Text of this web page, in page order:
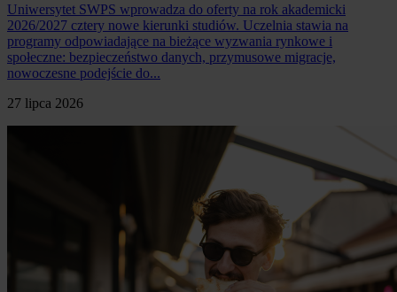
Uniwersytet SWPS wprowadza do oferty na rok akademicki
2026/2027 cztery nowe kierunki studiów. Uczelnia stawia na
programy odpowiadające na bieżące wyzwania rynkowe i
społeczne: bezpieczeństwo danych, przymusowe migracje,
nowoczesne podejście do...
27 lipca 2026